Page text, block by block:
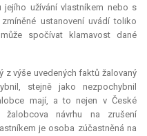
užívání vlastníkem nebo s
ustanovení uvádí toliko
spočívat klamavost dané
z výše uvedených faktů žalovaný
stejně jako nezpochybnil
mají, a to nejen v České
žalobcova návrhu na zrušení
je osoba zúčastněná na